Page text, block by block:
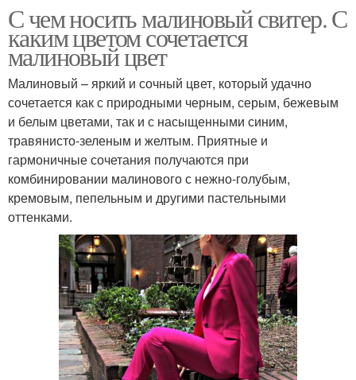
С чем носить малиновый свитер. С
каким цветом сочетается
малиновый цвет
Малиновый – яркий и сочный цвет, который удачно
сочетается как с природными черным, серым, бежевым
и белым цветами, так и с насыщенными синим,
травянисто-зеленым и желтым. Приятные и
гармоничные сочетания получаются при
комбинировании малинового с нежно-голубым,
кремовым, пепельным и другими пастельными
оттенками.